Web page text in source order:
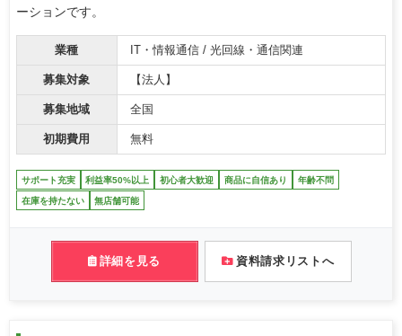
ーションです。
業種 IT・情報通信 / 光回線・通信関連
募集対象 【法人】
募集地域 全国
初期費用 無料
サポート充実 利益率50%以上 初心者大歓迎 商品に自信あり 年齢不問
在庫を持たない 無店舗可能
詳細を見る 資料請求リストへ